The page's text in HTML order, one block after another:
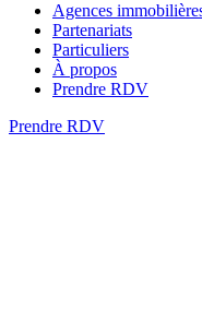
Agences
Partenariats
Particuliers
À propos
Prendre RDV
Prendre RDV